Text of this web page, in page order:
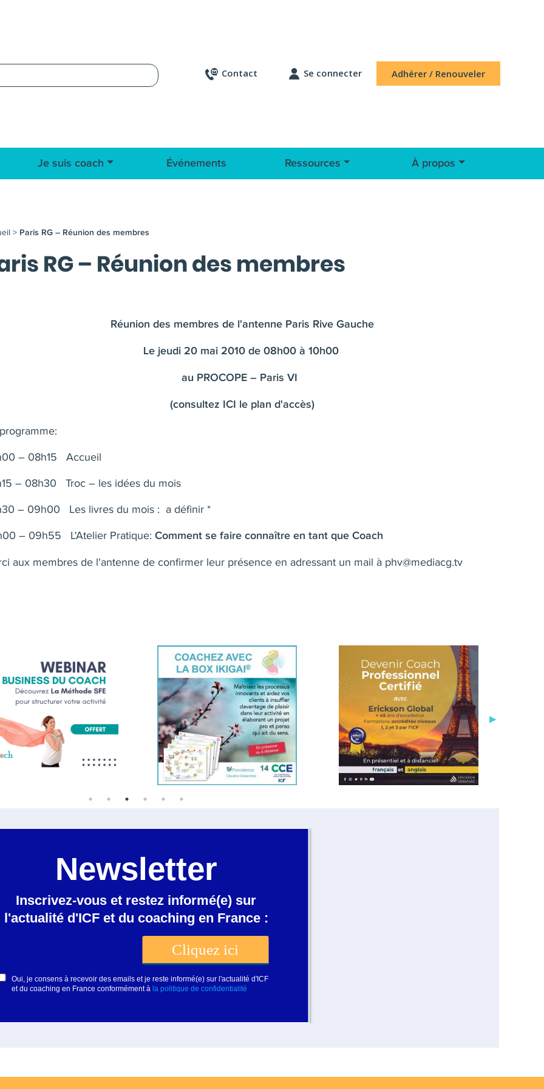
Contact Se connecter Adhérer / Renouveler
Je suis coach Événements Ressources À propos
> Paris RG – Réunion des membres
RG – Réunion des membres
Réunion des membres de l'antenne Paris Rive Gauche
Le jeudi 20 mai 2010 de 08h00 à 10h00
au PROCOPE – Paris VI
(consultez ICI le plan d'accès)
– 08h15 Accueil
– 08h30 Troc – les idées du mois
– 09h00 Les livres du mois : a définir *
– 09h55 L'Atelier Pratique: Comment se faire connaître en tant que Coach
aux membres de l'antenne de confirmer leur présence en adressant un mail à phv@mediacg.tv